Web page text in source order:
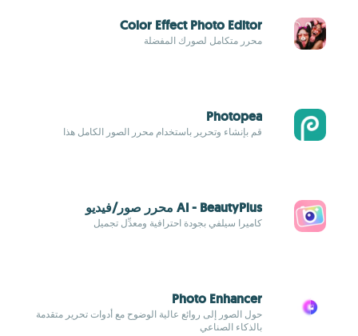
Color Effect Photo Editor
محرر متكامل لصورك المفضلة
Photopea
قم بإنشاء وتحرير باستخدام محرر الصور الكامل هذا
AI - BeautyPlus محرر صور/فيديو
كاميرا سيلفي بجودة احترافية ومعدِّل تجميل
Photo Enhancer
حول الصور إلى روائع عالية الوضوح مع أدوات تحرير متقدمة
بالذكاء الصناعي